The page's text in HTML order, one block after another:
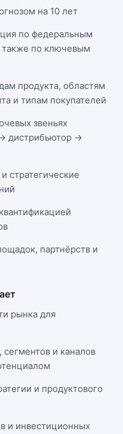
на 10 лет
по федеральным
также по ключевым
продукта, областям
и типам покупателей
звеньях
дистрибьютор →
стратегические
партнёрств и
рынка для
и каналов
и продуктового
и инвестиционных